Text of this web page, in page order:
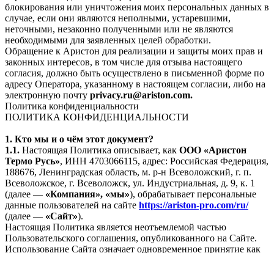
блокирования или уничтожения моих персональных данных в
случае, если они являются неполными, устаревшими,
неточными, незаконно полученными или не являются
необходимыми для заявленных целей обработки.
Обращение к Аристон для реализации и защиты моих прав и
законных интересов, в том числе для отзыва настоящего
согласия, должно быть осуществлено в письменной форме по
адресу Оператора, указанному в настоящем согласии, либо на
электронную почту privacy.ru@ariston.com.
Политика конфиденциальности
ПОЛИТИКА КОНФИДЕНЦИАЛЬНОСТИ
1. Кто мы и о чём этот документ?
1.1. Настоящая Политика описывает, как ООО «Аристон
Термо Русь», ИНН 4703066115, адрес: Российская Федерация,
188676, Ленинградская область, м. р-н Всеволожский, г. п.
Всеволожское, г. Всеволожск, ул. Индустриальная, д. 9, к. 1
(далее — «Компания», «мы»), обрабатывает персональные
данные пользователей на сайте https://ariston-pro.com/ru/
(далее — «Сайт»).
Настоящая Политика является неотъемлемой частью
Пользовательского соглашения, опубликованного на Сайте.
Использование Сайта означает одновременное принятие как